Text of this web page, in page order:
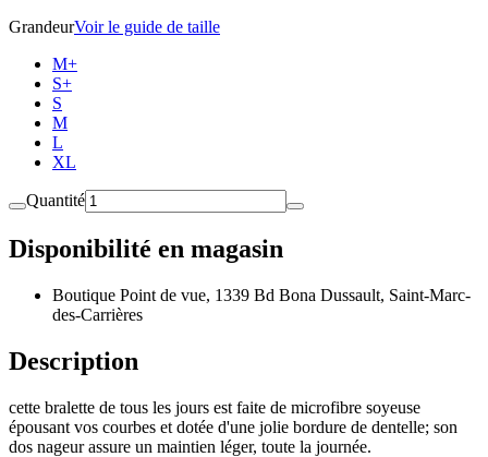
GrandeurVoir le guide de taille
M+
S+
S
M
L
XL
Quantité
Disponibilité en magasin
Boutique Point de vue, 1339 Bd Bona Dussault, Saint-Marc-
des-Carrières
Description
cette bralette de tous les jours est faite de microfibre soyeuse
épousant vos courbes et dotée d'une jolie bordure de dentelle; son
dos nageur assure un maintien léger, toute la journée.